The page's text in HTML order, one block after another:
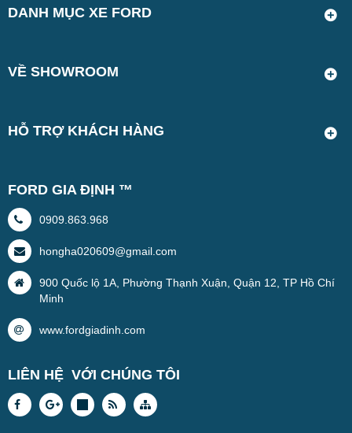
DANH MỤC XE FORD
VỀ SHOWROOM
HỖ TRỢ KHÁCH HÀNG
FORD GIA ĐỊNH ™
0909.863.968
hongha020609@gmail.com
900 Quốc lộ 1A, Phường Thạnh Xuận, Quận 12, TP Hồ Chí
Minh
www.fordgiadinh.com
LIÊN HỆ VỚI CHÚNG TÔI